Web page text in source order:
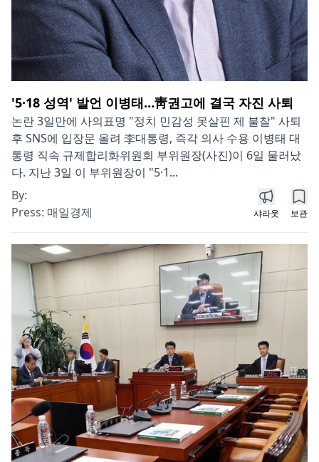
'5·18 성역' 발언 이병태…靑권고에 결국 자진 사퇴
논란 3일만에 사의표명 "정치 민감성 못살핀 제 불찰" 사퇴
후 SNS에 입장문 올려 李대통령, 즉각 의사 수용 이병태 대
통령 직속 규제합리화위원회 부위원장(사진)이 6일 물러났
다. 지난 3일 이 부위원장이 "5·1...
By:
Press: 매일경제 샤라웃 보관